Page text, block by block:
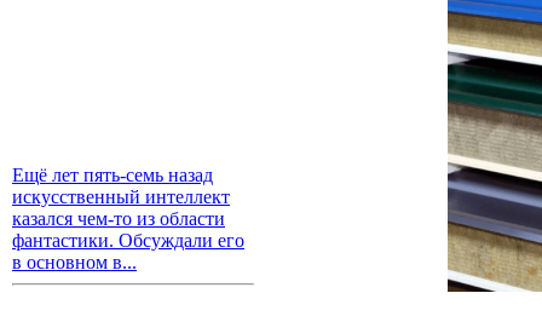
Ещё лет пять-семь назад
искусственный интеллект
казался чем-то из области
фантастики. Обсуждали его
в основном в...